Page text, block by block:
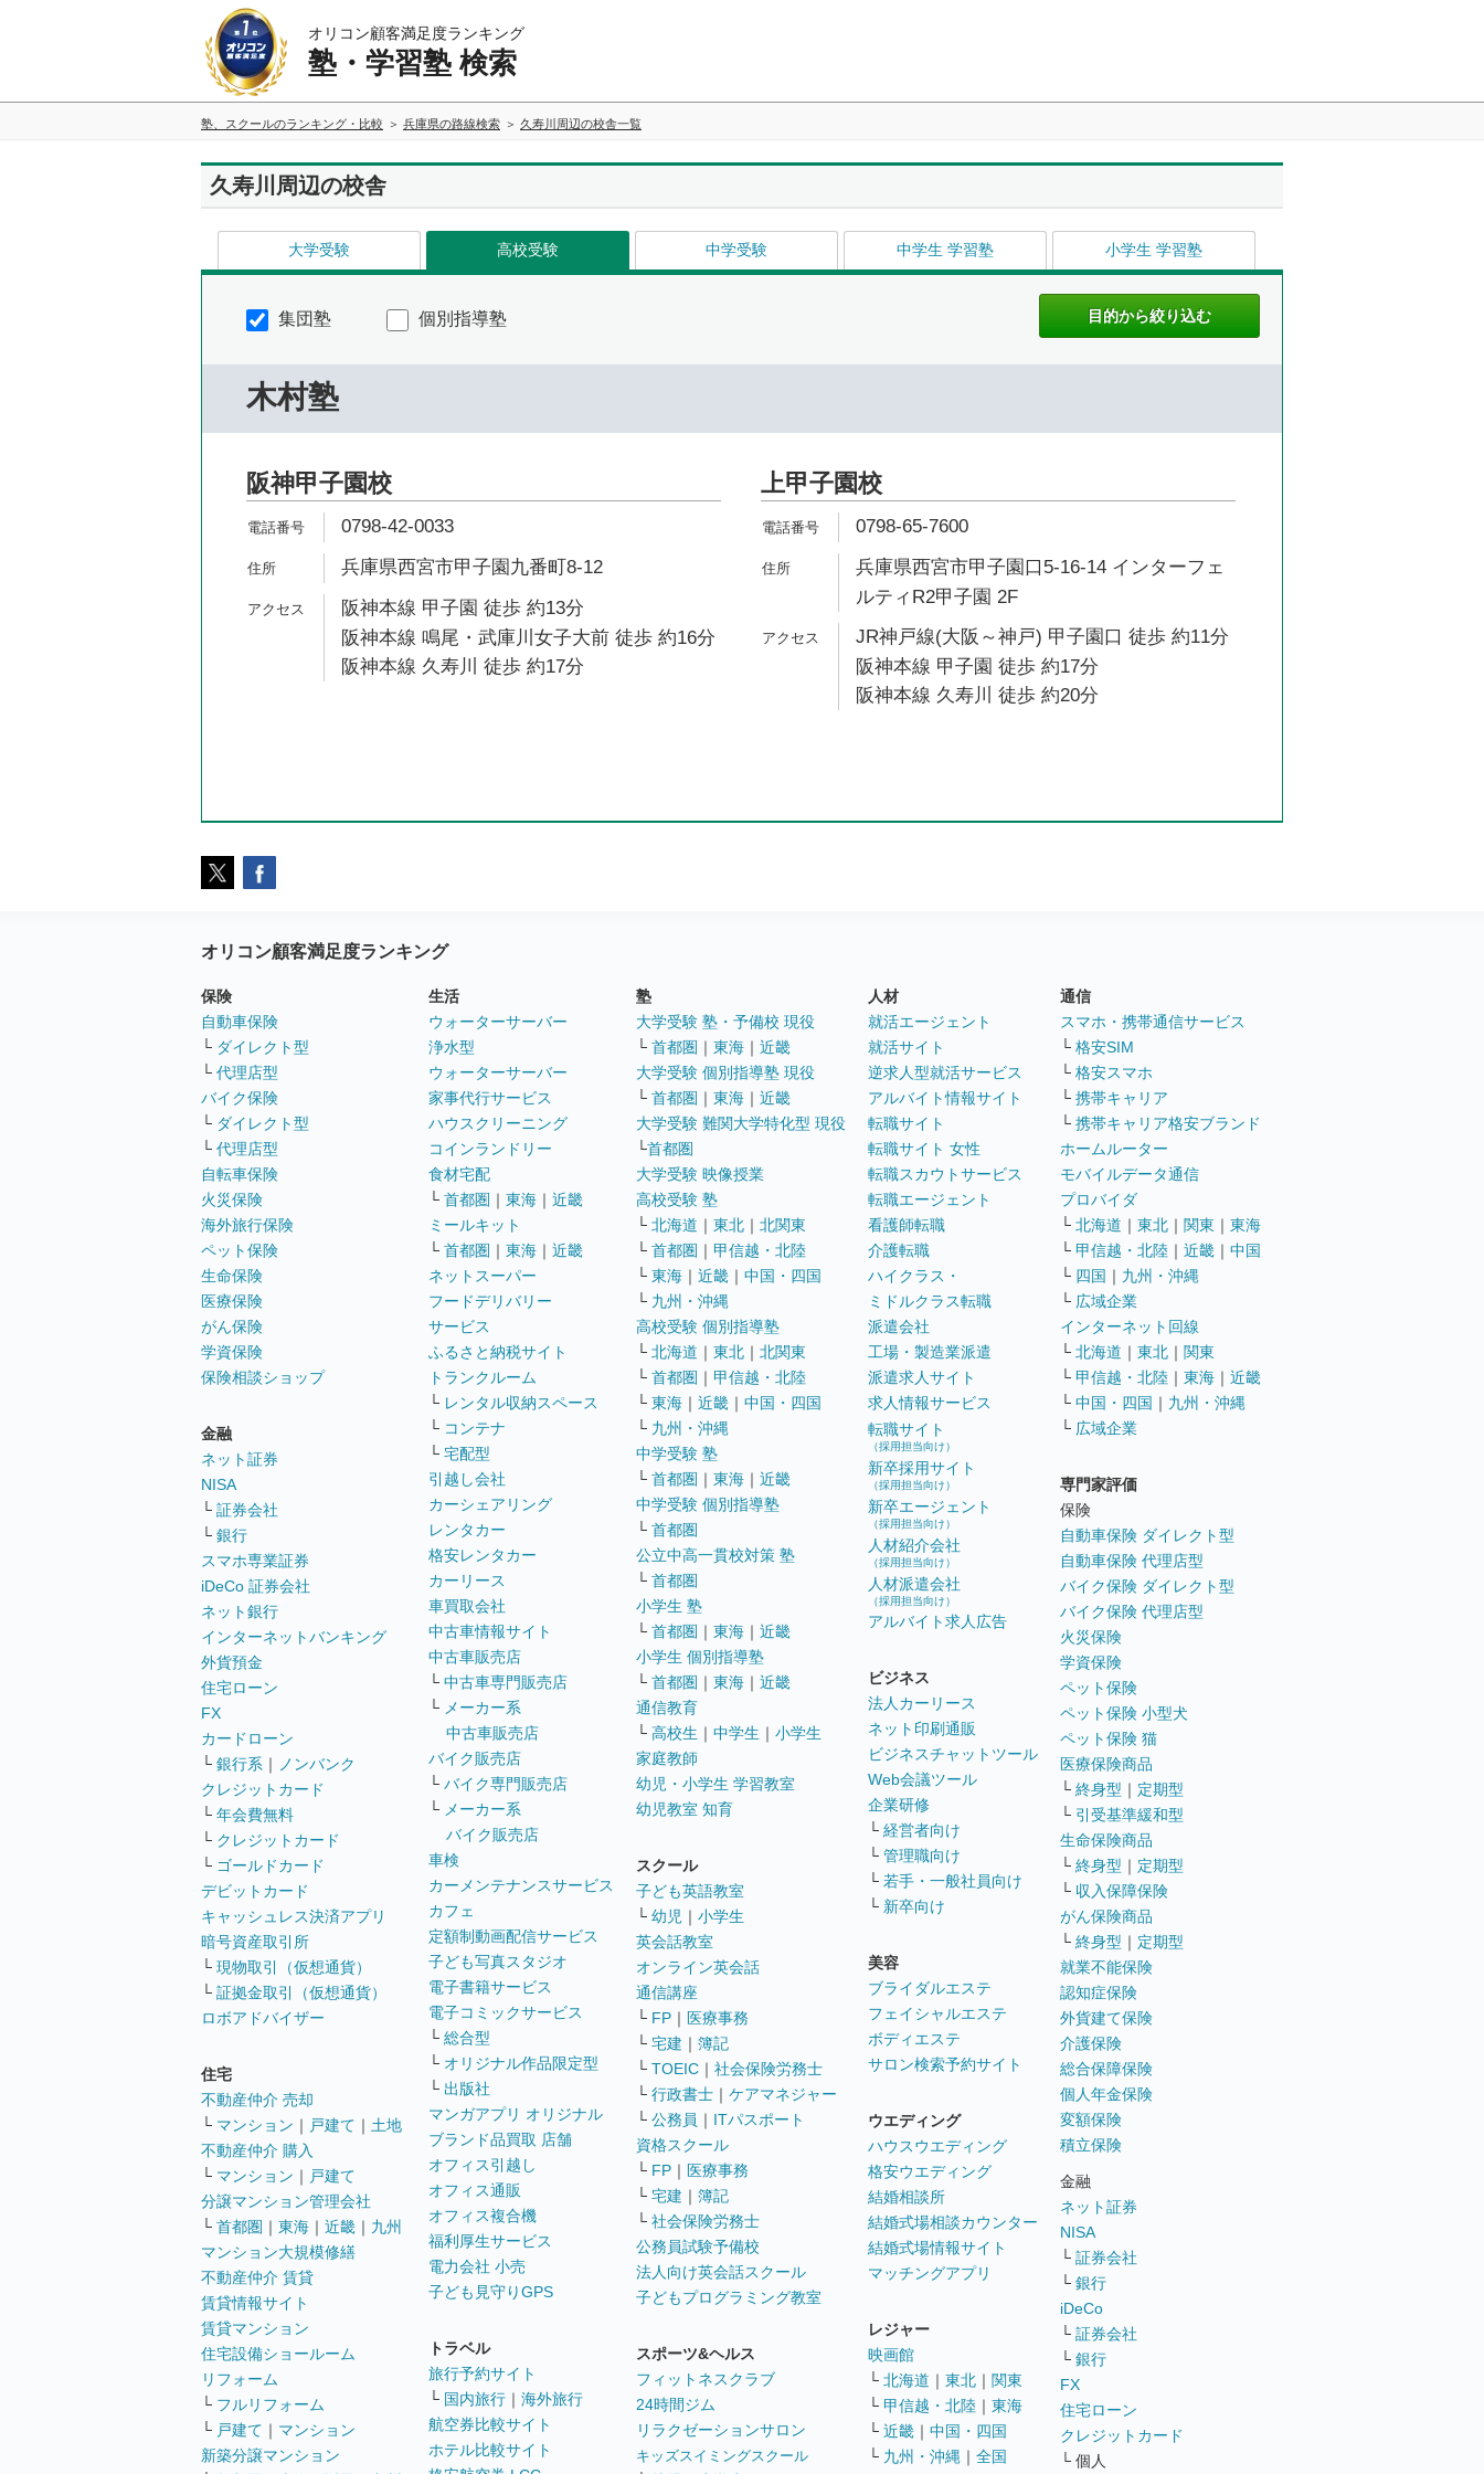
オリコン顧客満足度ランキング
塾・学習塾 検索
塾、スクールのランキング・比較 兵庫県の路線検索 久寿川周辺の校舎一覧
久寿川周辺の校舎
大学受験 高校受験 中学受験 中学生 学習塾 小学生 学習塾
集団塾 個別指導塾
木村塾
阪神甲子園校
0798-42-0033
兵庫県西宮市甲子園九番町8-12
阪神本線 甲子園 徒歩 約13分
阪神本線 鳴尾・武庫川女子大前 徒歩 約16分
阪神本線 久寿川 徒歩 約17分
上甲子園校
0798-65-7600
兵庫県西宮市甲子園口5-16-14 インターフェ
ルティR2甲子園 2F
JR神戸線(大阪～神戸) 甲子園口 徒歩 約11分
阪神本線 甲子園 徒歩 約17分
阪神本線 久寿川 徒歩 約20分
オリコン顧客満足度ランキング
保険
自動車保険
└ ダイレクト型
└ 代理店型
バイク保険
└ ダイレクト型
└ 代理店型
自転車保険
火災保険
海外旅行保険
ペット保険
生命保険
医療保険
がん保険
学資保険
保険相談ショップ
金融
ネット証券
NISA
└ 証券会社
└ 銀行
スマホ専業証券
iDeCo 証券会社
ネット銀行
インターネットバンキング
外貨預金
住宅ローン
FX
カードローン
└ 銀行系 ｜
ノンバンク
クレジットカード
└ 年会費無料
└ クレジットカード
└ ゴールドカード
デビットカード
キャッシュレス決済アプリ
暗号資産取引所
└ 現物取引（仮想通貨）
└ 証拠金取引（仮想通貨）
ロボアドバイザー
住宅
不動産仲介 売却
└ マンション ｜ 戸建て ｜ 土地
不動産仲介 購入
└ マンション ｜ 戸建て
分譲マンション管理会社
└ 首都圏 ｜ 東海 ｜ 近畿 ｜ 九州
マンション大規模修繕
不動産仲介 賃貸
賃貸情報サイト
賃貸マンション
住宅設備ショールーム
リフォーム
└ フルリフォーム
└ 戸建て ｜ マンション
新築分譲マンション
生活
ウォーターサーバー
浄水型
ウォーターサーバー
家事代行サービス
ハウスクリーニング
コインランドリー
食材宅配
└ 首都圏 ｜ 東海 ｜ 近畿
ミールキット
└ 首都圏 ｜ 東海 ｜ 近畿
ネットスーパー
フードデリバリー
サービス
ふるさと納税サイト
トランクルーム
└ レンタル収納スペース
└ コンテナ
└ 宅配型
引越し会社
カーシェアリング
レンタカー
格安レンタカー
カーリース
車買取会社
中古車情報サイト
中古車販売店
└ 中古車専門販売店
└ メーカー系
中古車販売店
バイク販売店
└ バイク専門販売店
└ メーカー系
バイク販売店
車検
カーメンテナンスサービス
カフェ
定額制動画配信サービス
子ども写真スタジオ
電子書籍サービス
電子コミックサービス
└ 総合型
└ オリジナル作品限定型
└ 出版社
マンガアプリ オリジナル
ブランド品買取 店舗
オフィス引越し
オフィス通販
オフィス複合機
福利厚生サービス
電力会社 小売
子ども見守りGPS
トラベル
旅行予約サイト
└ 国内旅行 ｜ 海外旅行
航空券比較サイト
ホテル比較サイト
塾
大学受験 塾・予備校 現役
└ 首都圏 ｜ 東海 ｜ 近畿
大学受験 個別指導塾 現役
└ 首都圏 ｜ 東海 ｜ 近畿
大学受験 難関大学特化型 現役
└首都圏
大学受験 映像授業
高校受験 塾
└ 北海道 ｜ 東北 ｜ 北関東
└ 首都圏 ｜ 甲信越・北陸
└ 東海 ｜ 近畿 ｜ 中国・四国
└ 九州・沖縄
高校受験 個別指導塾
└ 北海道 ｜ 東北 ｜ 北関東
└ 首都圏 ｜ 甲信越・北陸
└ 東海 ｜ 近畿 ｜ 中国・四国
└ 九州・沖縄
中学受験 塾
└ 首都圏 ｜ 東海 ｜ 近畿
中学受験 個別指導塾
└ 首都圏
公立中高一貫校対策 塾
└ 首都圏
小学生 塾
└ 首都圏 ｜ 東海 ｜ 近畿
小学生 個別指導塾
└ 首都圏 ｜ 東海 ｜ 近畿
通信教育
└ 高校生 ｜ 中学生 ｜ 小学生
家庭教師
幼児・小学生 学習教室
幼児教室 知育
スクール
子ども英語教室
└ 幼児 ｜ 小学生
英会話教室
オンライン英会話
通信講座
└ FP ｜ 医療事務
└ 宅建 ｜ 簿記
└ TOEIC ｜ 社会保険労務士
└ 行政書士 ｜ ケアマネジャー
└ 公務員 ｜ ITパスポート
資格スクール
└ FP ｜ 医療事務
└ 宅建 ｜ 簿記
└ 社会保険労務士
公務員試験予備校
法人向け英会話スクール
子どもプログラミング教室
スポーツ&ヘルス
フィットネスクラブ
24時間ジム
リラクゼーションサロン
キッズスイミングスクール
人材
就活エージェント
就活サイト
逆求人型就活サービス
アルバイト情報サイト
転職サイト
転職サイト 女性
転職スカウトサービス
転職エージェント
看護師転職
介護転職
ハイクラス・
ミドルクラス転職
派遣会社
工場・製造業派遣
派遣求人サイト
求人情報サービス
転職サイト
（採用担当向け）
新卒採用サイト
（採用担当向け）
新卒エージェント
（採用担当向け）
人材紹介会社
（採用担当向け）
人材派遣会社
（採用担当向け）
アルバイト求人広告
ビジネス
法人カーリース
ネット印刷通販
ビジネスチャットツール
Web会議ツール
企業研修
└ 経営者向け
└ 管理職向け
└ 若手・一般社員向け
└ 新卒向け
美容
ブライダルエステ
フェイシャルエステ
ボディエステ
サロン検索予約サイト
ウエディング
ハウスウエディング
格安ウエディング
結婚相談所
結婚式場相談カウンター
結婚式場情報サイト
マッチングアプリ
レジャー
映画館
└ 北海道 ｜ 東北 ｜ 関東
└ 甲信越・北陸 ｜ 東海
└ 近畿 ｜ 中国・四国
└ 九州・沖縄 ｜ 全国
通信
スマホ・携帯通信サービス
└ 格安SIM
└ 格安スマホ
└ 携帯キャリア
└ 携帯キャリア格安ブランド
ホームルーター
モバイルデータ通信
プロバイダ
└ 北海道 ｜ 東北 ｜ 関東 ｜ 東海
└ 甲信越・北陸 ｜ 近畿 ｜ 中国
└ 四国 ｜ 九州・沖縄
└ 広域企業
インターネット回線
└ 北海道 ｜ 東北 ｜ 関東
└ 甲信越・北陸 ｜ 東海 ｜ 近畿
└ 中国・四国 ｜ 九州・沖縄
└ 広域企業
専門家評価
保険
自動車保険 ダイレクト型
自動車保険 代理店型
バイク保険 ダイレクト型
バイク保険 代理店型
火災保険
学資保険
ペット保険
ペット保険 小型犬
ペット保険 猫
医療保険商品
└ 終身型 ｜ 定期型
└ 引受基準緩和型
生命保険商品
└ 終身型 ｜ 定期型
└ 収入保障保険
がん保険商品
└ 終身型 ｜ 定期型
就業不能保険
認知症保険
外貨建て保険
介護保険
総合保障保険
個人年金保険
変額保険
積立保険
金融
ネット証券
NISA
└ 証券会社
└ 銀行
iDeCo
└ 証券会社
└ 銀行
FX
住宅ローン
クレジットカード
└ 個人